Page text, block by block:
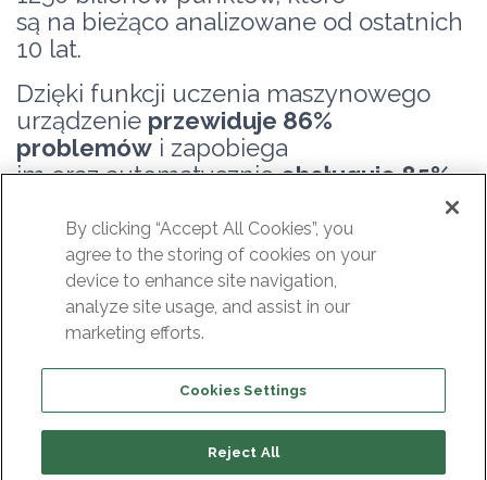
są na bieżąco analizowane od ostatnich
10 lat.
Dzięki funkcji uczenia maszynowego
urządzenie przewiduje 86%
problemów i zapobiega
im oraz automatycznieobsługuje 85%
technicznej.
Modularny system operacyjny
Wyjątkowy system operacyjny macierzy
dyskowej HPE Primera jest
ukierunkowany na usługi, a każda
z nich może zostać wdrożona,
zaktualizowana i zrestartowana
niezależnie od innych.Pomaga
By clicking “Accept All Cookies”, you
agree to the storing of cookies on your
device to enhance site navigation,
analyze site usage, and assist in our
marketing efforts.
Cookies Settings
Reject All